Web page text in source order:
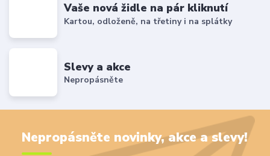
Vaše nová židle na pár kliknutí
Kartou, odloženě, na třetiny i na splátky
Slevy a akce
Nepropásněte
Nepropásněte novinky, akce a slevy!